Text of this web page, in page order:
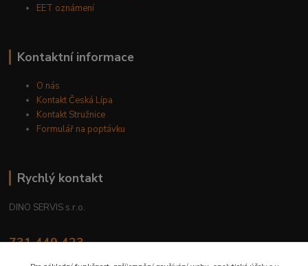
EET oznámení
Kontaktní informace
O nás
Kontakt Česká Lípa
Kontakt Stružnice
Formulář na poptávku
Rychlý kontakt
DINO SERVIS s.r.o.
731 449 423